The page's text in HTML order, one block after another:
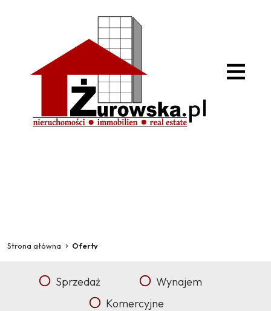
Strona główna Oferty
Sprzedaż
Wynajem
Komercyjne